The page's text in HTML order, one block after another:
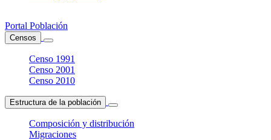
Portal Población
Censos
Censo 1991
Censo 2001
Censo 2010
Estructura de la población
Composición y distribución
Migraciones